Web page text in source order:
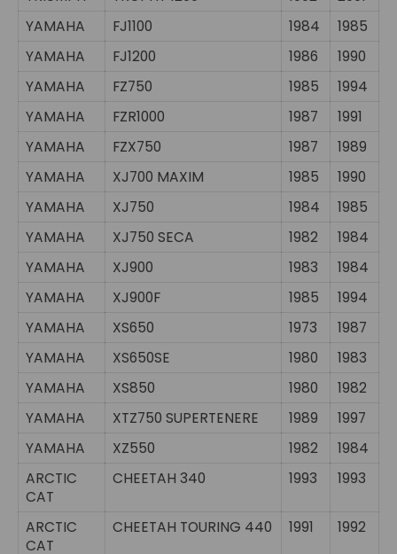
YAMAHA
FJ1100 1984
1985
YAMAHA
FJ1200 1986
1990
YAMAHA
FZ750 1985
1994
YAMAHA
FZR1000 1987
1991
YAMAHA
FZX750 1987
1989
YAMAHA
XJ700 MAXIM 1985
1990
YAMAHA
XJ750 1984
1985
YAMAHA
XJ750 SECA 1982
1984
YAMAHA
XJ900 1983
1984
YAMAHA
XJ900F 1985
1994
YAMAHA
XS650 1973
1987
YAMAHA
XS650SE 1980
1983
YAMAHA
XS850 1980
1982
YAMAHA
XTZ750 SUPERTENERE 1989
1997
YAMAHA
XZ550 1982
1984
ARCTIC
CAT
CHEETAH 340 1993 1993
ARCTIC
CAT
CHEETAH TOURING 440 1991 1992